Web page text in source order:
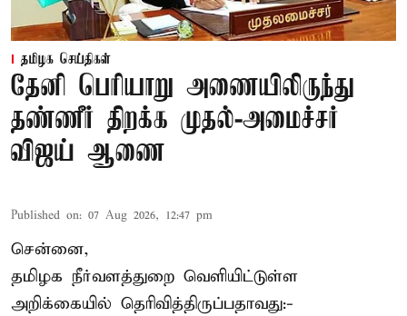
தமிழக செய்திகள்
தேனி பெரியாறு அணையிலிருந்து
தண்ணீர் திறக்க முதல்-அமைச்சர்
விஜய் ஆணை
Published on: 07 Aug 2026, 12:47 pm
சென்னை,
தமிழக நீர்வளத்துறை வெளியிட்டுள்ள
அறிக்கையில் தெரிவித்திருப்பதாவது:-